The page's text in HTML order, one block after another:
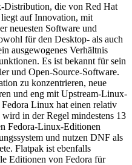
Distribution, die von Red Hat
auf Innovation, mit
neuesten Software und
für den Desktop- als auch
ausgewogenes Verhältnis
Es ist bekannt für sein
und Open-Source-Software.
zu konzentrieren, neue
und eng mit Upstream-Linux-
Linux hat einen relativ
in der Regel mindestens 13
Fedora-Linux-Editionen
und nutzen DNF als
Flatpak ist ebenfalls
Editionen von Fedora für